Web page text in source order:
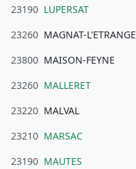
23190 LUPERSAT
23260 MAGNAT-L'ETRANGE
23800 MAISON-FEYNE
23260 MALLERET
23220 MALVAL
23210 MARSAC
23190 MAUTES